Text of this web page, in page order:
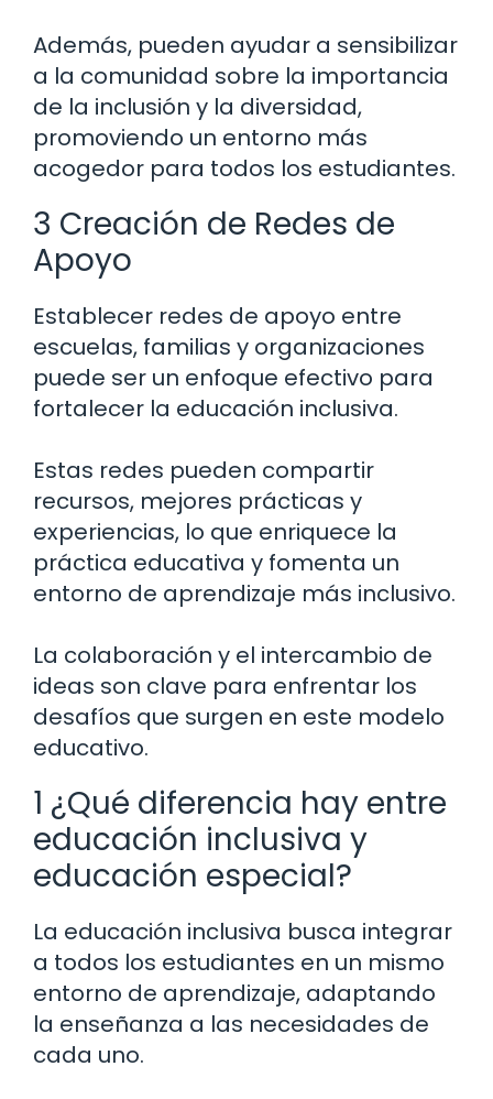
Además, pueden ayudar a sensibilizar
a la comunidad sobre la importancia
de la inclusión y la diversidad,
promoviendo un entorno más
acogedor para todos los estudiantes.
3 Creación de Redes de
Apoyo
Establecer redes de apoyo entre
escuelas, familias y organizaciones
puede ser un enfoque efectivo para
fortalecer la educación inclusiva.
Estas redes pueden compartir
recursos, mejores prácticas y
experiencias, lo que enriquece la
práctica educativa y fomenta un
entorno de aprendizaje más inclusivo.
La colaboración y el intercambio de
ideas son clave para enfrentar los
desafíos que surgen en este modelo
educativo.
1 ¿Qué diferencia hay entre
educación inclusiva y
educación especial?
La educación inclusiva busca integrar
a todos los estudiantes en un mismo
entorno de aprendizaje, adaptando
la enseñanza a las necesidades de
cada uno.